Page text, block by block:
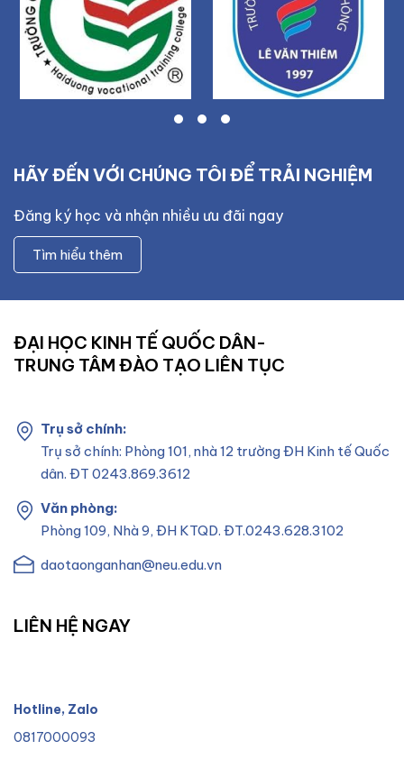
HÃY ĐẾN VỚI CHÚNG TÔI ĐỂ TRẢI NGHIỆM
Đăng ký học và nhận nhiều ưu đãi ngay
Tìm hiểu thêm
ĐẠI HỌC KINH TẾ QUỐC DÂN-
TRUNG TÂM ĐÀO TẠO LIÊN TỤC
Trụ sở chính:
Trụ sở chính: Phòng 101, nhà 12 trường ĐH Kinh tế Quốc
dân. ĐT 0243.869.3612
Văn phòng:
Phòng 109, Nhà 9, ĐH KTQD. ĐT.0243.628.3102
daotaonganhan@neu.edu.vn
LIÊN HỆ NGAY
Hotline, Zalo
0817000093